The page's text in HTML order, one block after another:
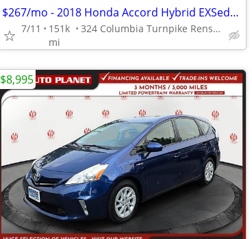
$267/mo - 2018 Honda Accord Hybrid EXSedan
7/11
151k
mi
324 Columbia Turnpike Rensselaer NY 12144
$8,995